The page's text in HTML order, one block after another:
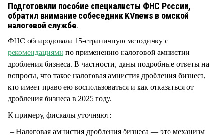
Подготовили пособие специалисты ФНС России,
обратил внимание собеседник KVnews в омской
налоговой службе.
ФНС обнародовала 15-страничную методичку с
рекомендациями по применению налоговой амнистии
дробления бизнеса. В частности, даны подробные ответы на
вопросы, что такое налоговая амнистия дробления бизнеса,
кто имеет право ею воспользоваться и как отказаться от
дробления бизнеса в 2025 году.
К примеру, фискалы уточняют:
Налоговая амнистия дробления бизнеса — это механизм